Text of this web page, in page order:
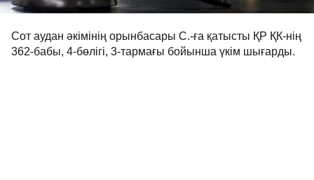
Сот аудан әкімінің орынбасары С.-ға қатысты ҚР ҚК-нің
362-бабы, 4-бөлігі, 3-тармағы бойынша үкім шығарды.